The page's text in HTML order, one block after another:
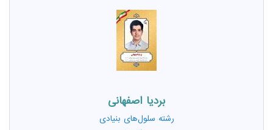
بردیا اصفهانی
رشته سلول‌های بنیادی